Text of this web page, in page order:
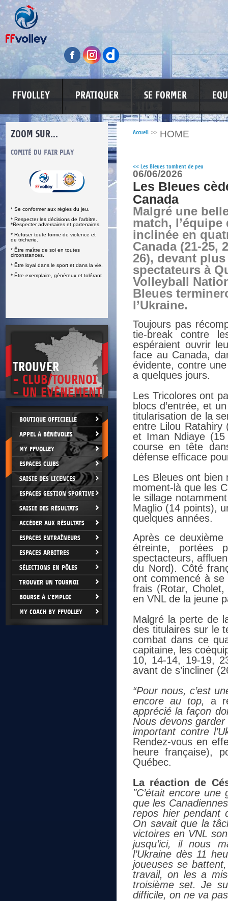
FFVOLLEY PRATIQUER SE FORMER
ZOOM SUR...
COMITÉ DU FAIR PLAY
* Se conformer aux règles du jeu.
* Respecter les décisions de l’arbitre.
*Respecter adversaires et partenaires.
* Refuser toute forme de violence et
de tricherie.
* Être maître de soi en toutes
circonstances.
* Être loyal dans le sport et dans la vie.
* Être exemplaire, généreux et tolérant
LUTTE CONTRE LES VIOLENCES
TROUVER
- CLUB/TOURNOI
- UN EVÈNEMENT
BOUTIQUE OFFICIELLE
APPEL À BÉNÉVOLES
MY FFVOLLEY
ESPACES CLUBS
SAISIE DES LICENCES
ESPACES GESTION SPORTIVE
SAISIE DES RÉSULTATS
ACCÉDER AUX RÉSULTATS
ESPACES ENTRAÎNEURS
ESPACES ARBITRES
SÉLECTIONS EN PÔLES
TROUVER UN TOURNOI
BOURSE À L'EMPLOI
MY COACH BY FFVOLLEY
Accueil >> HOME
<< Les Bleues tombent de peu
06/06/2026
Les Bleues
Canada
Malgré une
match, l’équipe
inclinée en
Canada (21-25,
26), devant plus
spectateurs à
Volleyball
Bleues
l’Ukraine.
Toujours pas
tie-break contre
espéraient ouvrir
face au Canada,
évidente, contre
a quelques jours.
Les Tricolores ont
blocs d’entrée, et
titularisation de la
entre Lilou Ratahiry
et Iman Ndiaye
course en tête
défense efficace
Les Bleues ont bien
moment-là que les
le sillage
Maglio (14 points),
quelques années.
Après ce
étreinte, portées
spectacteurs,
du Nord). Côté
ont commencé à
frais (Rotar,
en VNL de la jeune
Malgré la perte de
des titulaires sur le
combat dans ce
capitaine, les
10, 14-14, 19-19,
avant de s’incliner
“Pour nous, c’est
encore au top, a
apprécié la façon
Nous devons
important contre
Rendez-vous en
heure française),
Québec.
La réaction de
"C’était encore
que les
repos hier pendant
On savait que la
victoires en VNL
jusqu’ici, il nous
l’Ukraine dès 11
joueuses se
travail, on les a
troisième set. Je
difficile, on ne va